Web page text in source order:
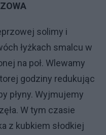
solimy i
łyżkach smalcu w
na poł. Wlewamy
godziny redukując
płyny. Wyjmujemy
W tym czasie
z kubkiem słodkiej